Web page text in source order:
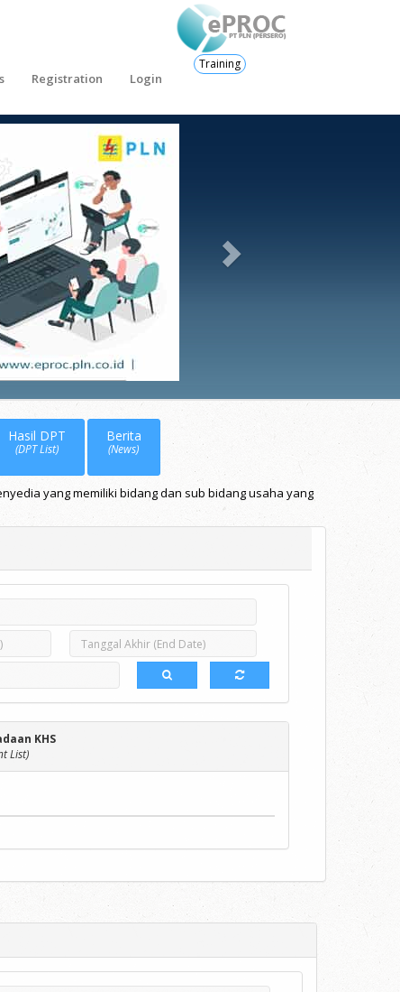
Training
Registration Login
Hasil DPT
(DPT List)
Berita
(News)
yang memiliki bidang dan sub bidang usaha yang
KHS
List)